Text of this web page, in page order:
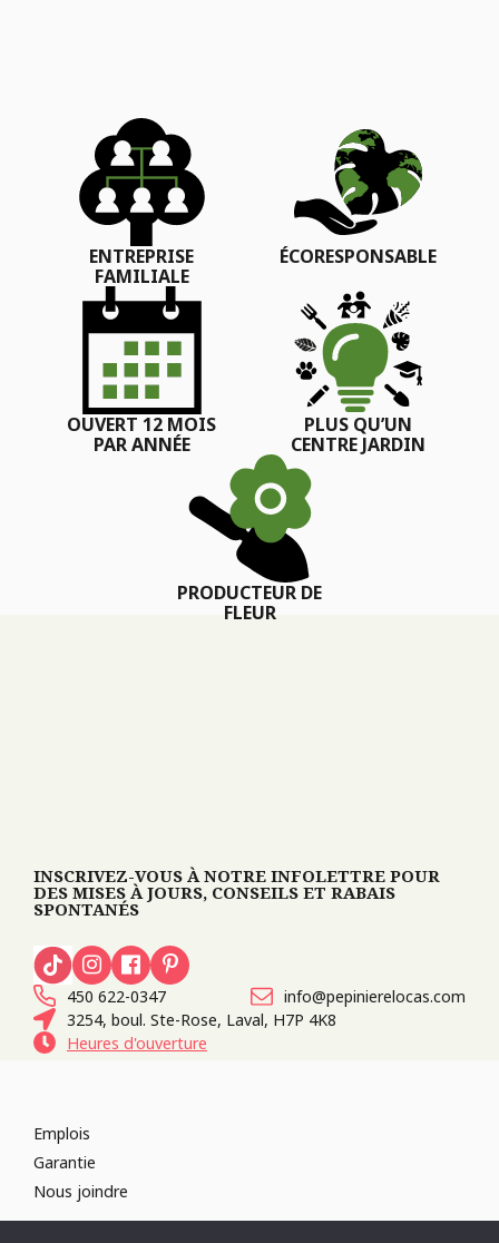
ENTREPRISE
FAMILIALE
ÉCORESPONSABLE
OUVERT 12 MOIS
PAR ANNÉE
PLUS QU’UN
CENTRE JARDIN
PRODUCTEUR DE
FLEUR
INSCRIVEZ-VOUS À NOTRE INFOLETTRE POUR
DES MISES À JOURS, CONSEILS ET RABAIS
SPONTANÉS
450 622-0347
info@pepinierelocas.com
3254, boul. Ste-Rose, Laval, H7P 4K8
Heures d'ouverture
Emplois
Garantie
Nous joindre